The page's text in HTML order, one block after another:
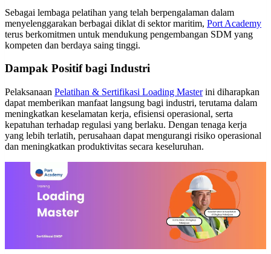
Sebagai lembaga pelatihan yang telah berpengalaman dalam
menyelenggarakan berbagai diklat di sektor maritim, Port Academy
terus berkomitmen untuk mendukung pengembangan SDM yang
kompeten dan berdaya saing tinggi.
Dampak Positif bagi Industri
Pelaksanaan Pelatihan & Sertifikasi Loading Masterini diharapkan
dapat memberikan manfaat langsung bagi industri, terutama dalam
meningkatkan keselamatan kerja, efisiensi operasional, serta
kepatuhan terhadap regulasi yang berlaku. Dengan tenaga kerja
yang lebih terlatih, perusahaan dapat mengurangi risiko operasional
dan meningkatkan produktivitas secara keseluruhan.